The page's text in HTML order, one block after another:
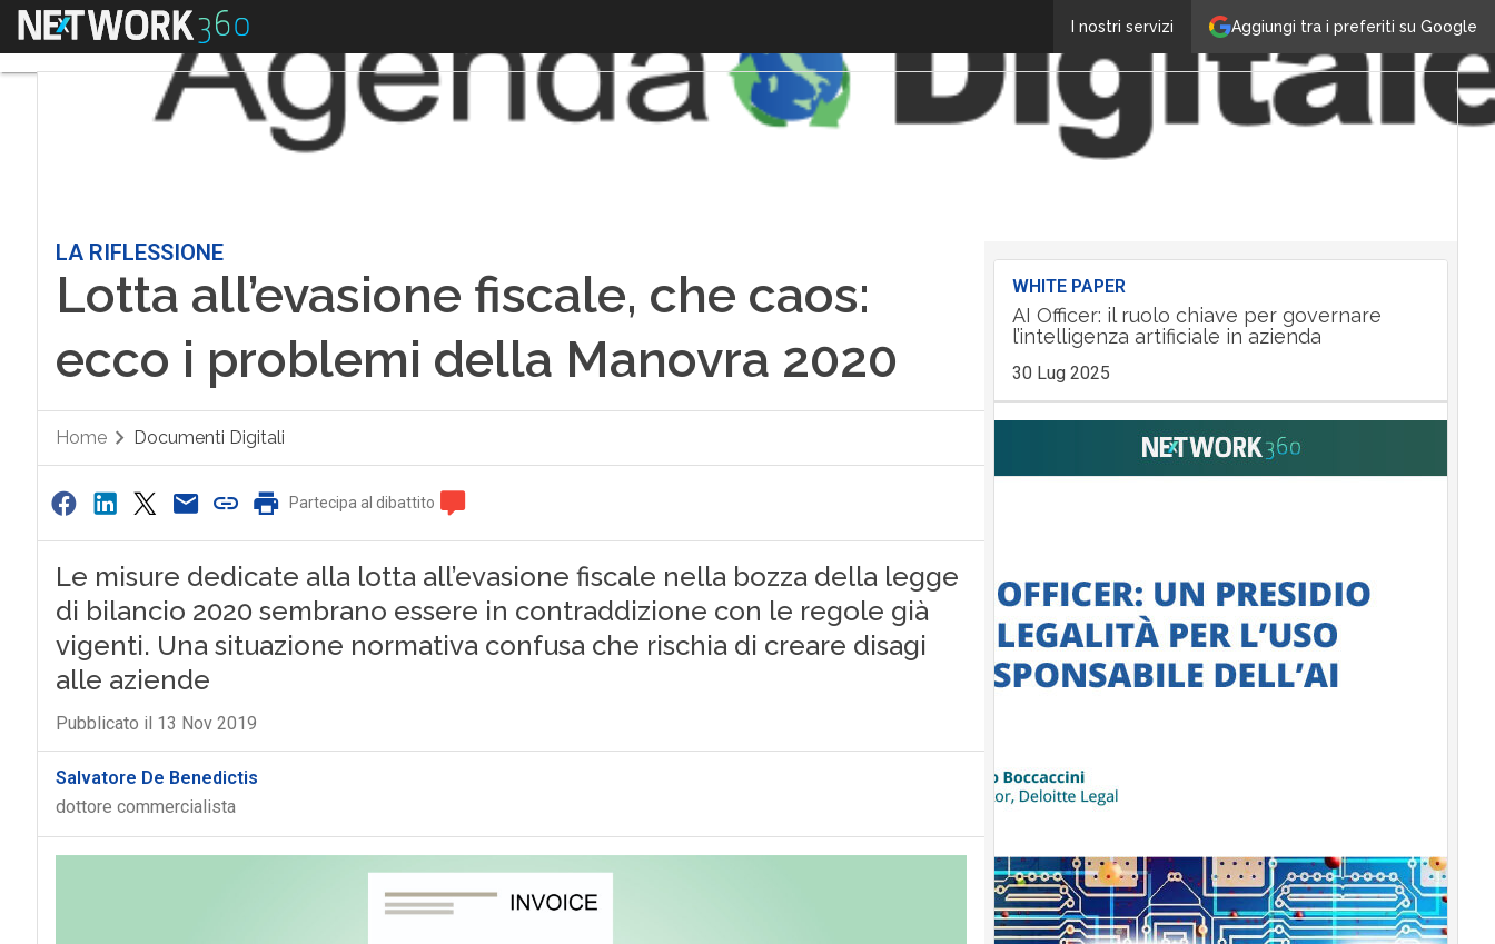
Aggiungi tra i preferiti su Google
I nostri servizi
Menu
LA RIFLESSIONE
Lotta all’evasione fiscale, che caos:
ecco i problemi della Manovra 2020
Home Documenti Digitali
Partecipa al dibattito
Le misure dedicate alla lotta all’evasione fiscale nella bozza della legge
di bilancio 2020 sembrano essere in contraddizione con le regole già
vigenti. Una situazione normativa confusa che rischia di creare disagi
alle aziende
Pubblicato il 13 Nov 2019
Salvatore De Benedictis
dottore commercialista
WHITE PAPER
AI Officer: il ruolo chiave per governare
l’intelligenza artificiale in azienda
30 Lug 2025